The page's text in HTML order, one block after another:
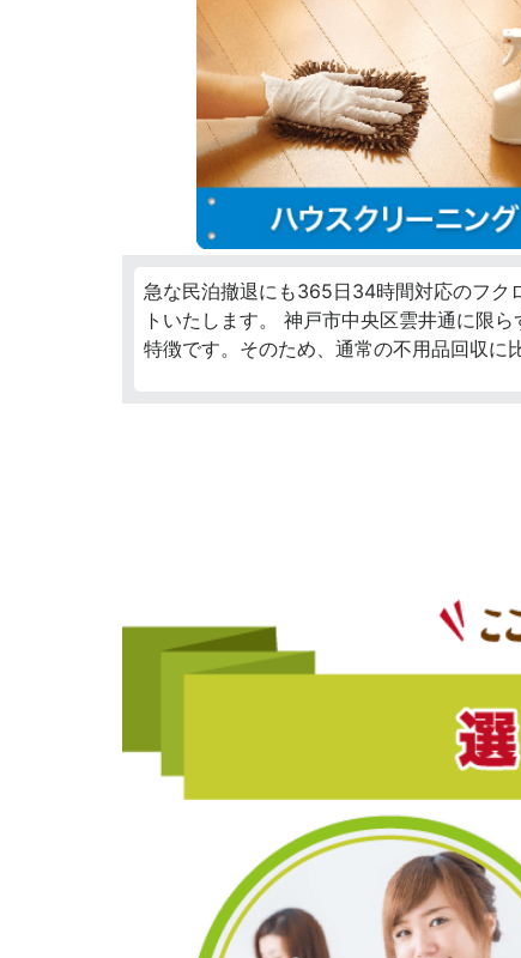
急な民泊撤退にも365日34時間対応のフク
トいたします。 神戸市中央区雲井通に限
特徴です。そのため、通常の不用品回収に